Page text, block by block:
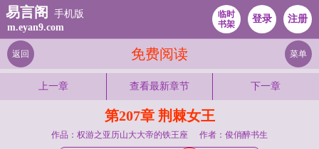
易言阁
手机版
m.eyan9.com
临时
书架
登录 注册
免费阅读
返回 菜单
上一章 查看最新章节 下一章
第207章 荆棘女王
作品：权游之亚历山大大帝的铁王座 作者：俊俏醉书生